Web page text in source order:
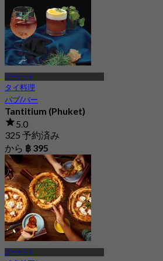
658 予約済み
から฿ 698
プーケット
タイ料理
パブ/バー
Tantitium (Phuket)
5.0
325 予約済み
から ฿ 395
プーケット